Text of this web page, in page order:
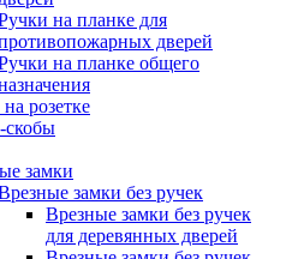
на планке для
дверей
на планке общего
розетке
скобы
замки
замки без ручек
Врезные замки без ручек
для деревянных дверей